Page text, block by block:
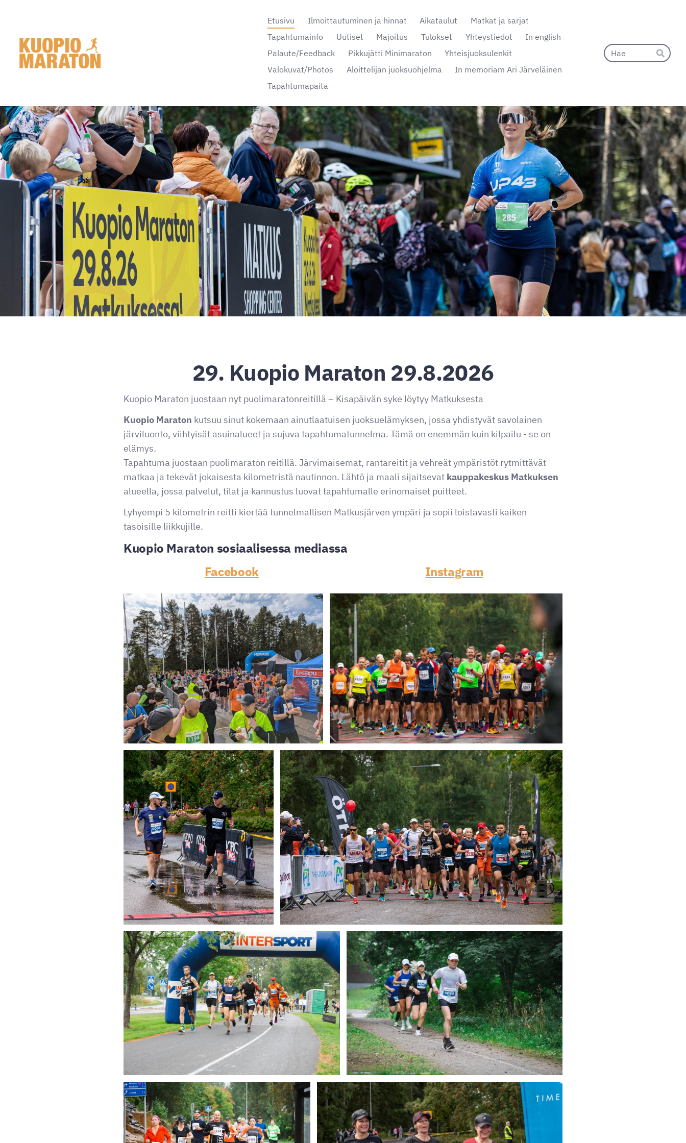
sisältöön
Kuopio Maraton - Pohjois-Savon Liikunta
Etusivu Ilmoittautuminen ja hinnat Aikataulut
Matkat ja sarjat
Tapahtumainfo
Uutiset Majoitus Tulokset Yhteystiedot
In english
Palaute/Feedback
Pikkujätti Minimaraton
Yhteisjuoksulenkit
Valokuvat/Photos
Aloittelijan juoksuohjelma
In memoriam Ari Järveläinen
Tapahtumapaita
Hae
29. Kuopio Maraton 29.8.2026
Kuopio Maraton juostaan nyt puolimaratonreitillä – Kisapäivän syke löytyy Matkuksesta
Kuopio Maraton kutsuu sinut kokemaan ainutlaatuisen juoksuelämyksen, jossa yhdistyvät savolainen
järviluonto, viihtyisät asuinalueet ja sujuva tapahtumatunnelma. Tämä on enemmän kuin kilpailu - se on
elämys.
Tapahtuma juostaan puolimaraton reitillä. Järvimaisemat, rantareitit ja vehreät ympäristöt rytmittävät
matkaa ja tekevät jokaisesta kilometristä nautinnon. Lähtö ja maali sijaitsevat kauppakeskus Matkuksen
alueella, jossa palvelut, tilat ja kannustus luovat tapahtumalle erinomaiset puitteet.
Lyhyempi 5 kilometrin reitti kiertää tunnelmallisen Matkusjärven ympäri ja sopii loistavasti kaiken
tasoisille liikkujille.
Kuopio Maraton sosiaalisessa mediassa
Facebook
Instagram